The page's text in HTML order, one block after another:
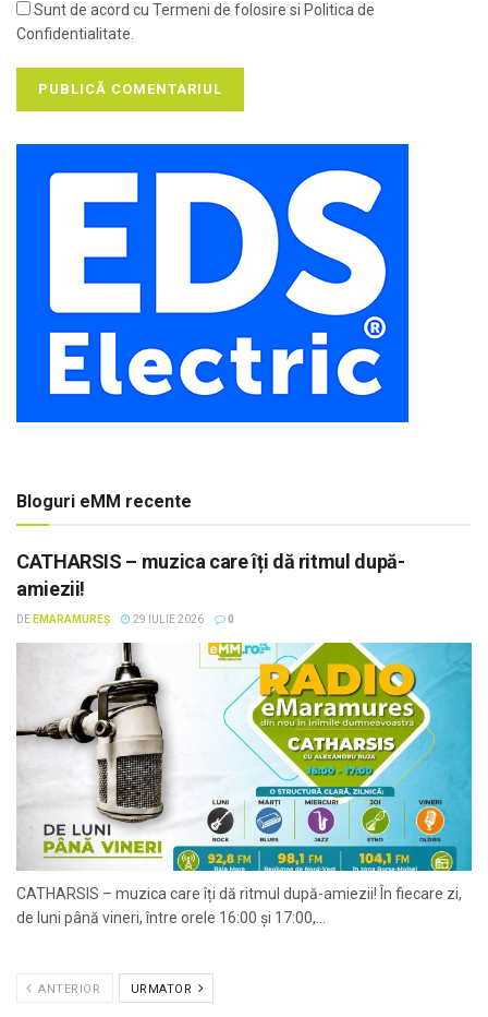
Sunt de acord cu Termeni de folosire si Politica de
Confidentialitate.
Bloguri eMM recente
CATHARSIS – muzica care îți dă ritmul după-
amiezii!
DE EMARAMUREȘ 29 IULIE 2026 0
CATHARSIS – muzica care îți dă ritmul după-amiezii! În fiecare zi,
de luni până vineri, între orele 16:00 și 17:00,...
ANTERIOR URMATOR